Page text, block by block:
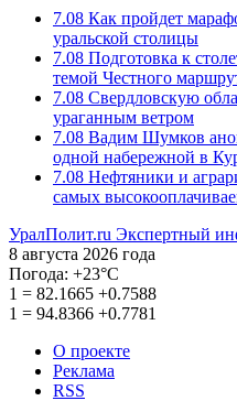
7.08 Как пройдет
уральской столицы
7.08 Подготовка к
темой Честного
7.08 Свердловскую
ураганным ветром
7.08 Вадим Шумков
одной набережной в
7.08 Нефтяники и
самых
УралПолит.ru Экспертный
8 августа 2026 года
Погода: +23°С
1 = 82.1665 +0.7588
1 = 94.8366 +0.7781
О проекте
Реклама
RSS